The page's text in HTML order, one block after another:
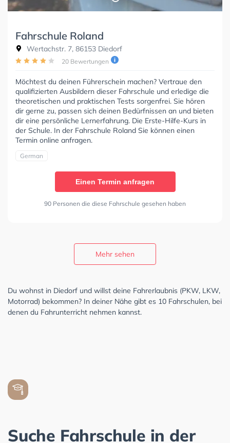
Fahrschule Roland
Wertachstr. 7, 86153 Diedorf
20 Bewertungen
Möchtest du deinen Führerschein machen? Vertraue den
qualifizierten Ausbildern dieser Fahrschule und erledige die
theoretischen und praktischen Tests sorgenfrei. Sie hören
dir gerne zu, passen sich deinen Bedürfnissen an und bieten
dir eine persönliche Lernerfahrung. Die Erste-Hilfe-Kurs in
der Schule. In der Fahrschule Roland Sie können einen
Termin online anfragen.
German
Einen Termin anfragen
90 Personen die diese Fahrschule gesehen haben
Mehr sehen
Du wohnst in Diedorf und willst deine Fahrerlaubnis (PKW, LKW,
Motorrad) bekommen? In deiner Nähe gibt es 10 Fahrschulen, bei
denen du Fahrunterricht nehmen kannst.
Suche Fahrschule in der